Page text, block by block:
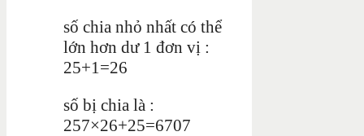
số chia nhỏ nhất có thể
lớn hơn dư 1 đơn vị :
25+1=26
số bị chia là :
257×26+25=6707